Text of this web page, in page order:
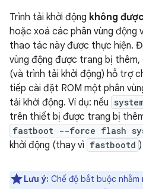
Trình tải khởi động không được
hoặc xoá các phân vùng động
thao tác này được thực hiện.
vùng động được trang bị thêm,
(và trình tải khởi động) hỗ trợ
tiếp cài đặt ROM một phân
tải khởi động. Ví dụ: nếu
trên thiết bị được trang bị
fastboot --force flash
khởi động (thay vì fastbootd
Lưu ý: Chế độ bắt buộc nhằm